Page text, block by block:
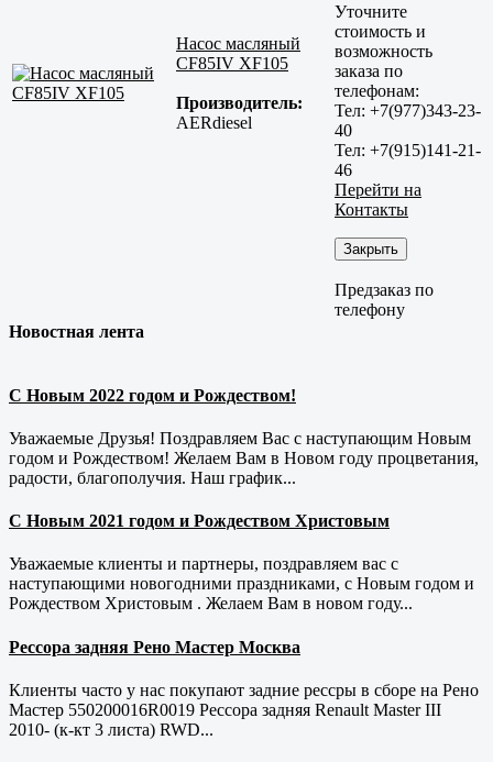
Насос масляный
CF85IV XF105
Производитель:
AERdiesel
Уточните
стоимость и
возможность
заказа по
телефонам:
Тел: +7(977)343-23-
40
Тел: +7(915)141-21-
46
Перейти на
Контакты
Закрыть
Предзаказ по
телефону
Новостная лента
С Новым 2022 годом и Рождеством!
Уважаемые Друзья! Поздравляем Вас с наступающим Новым
годом и Рождеством! Желаем Вам в Новом году процветания,
радости, благополучия. Наш график...
С Новым 2021 годом и Рождеством Христовым
Уважаемые клиенты и партнеры, поздравляем вас с
наступающими новогодними праздниками, с Новым годом и
Рождеством Христовым . Желаем Вам в новом году...
Рессора задняя Рено Мастер Москва
Клиенты часто у нас покупают задние рессры в сборе на Рено
Мастер 550200016R0019 Рессора задняя Renault Master III
2010- (к-кт 3 листа) RWD...